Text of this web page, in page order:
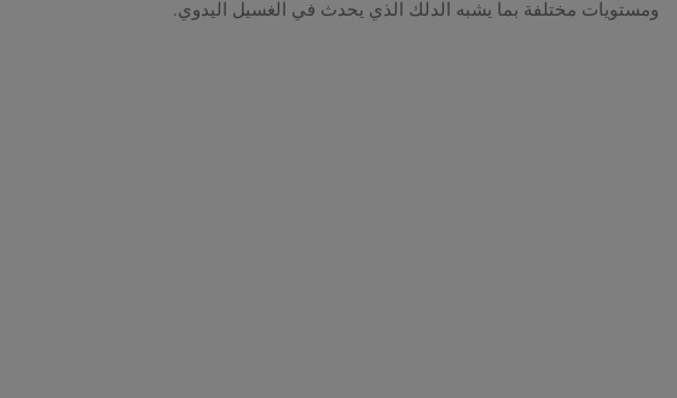
ومستويات مختلفة بما يشبه الدلك الذي يحدث في الغسيل اليدوي.